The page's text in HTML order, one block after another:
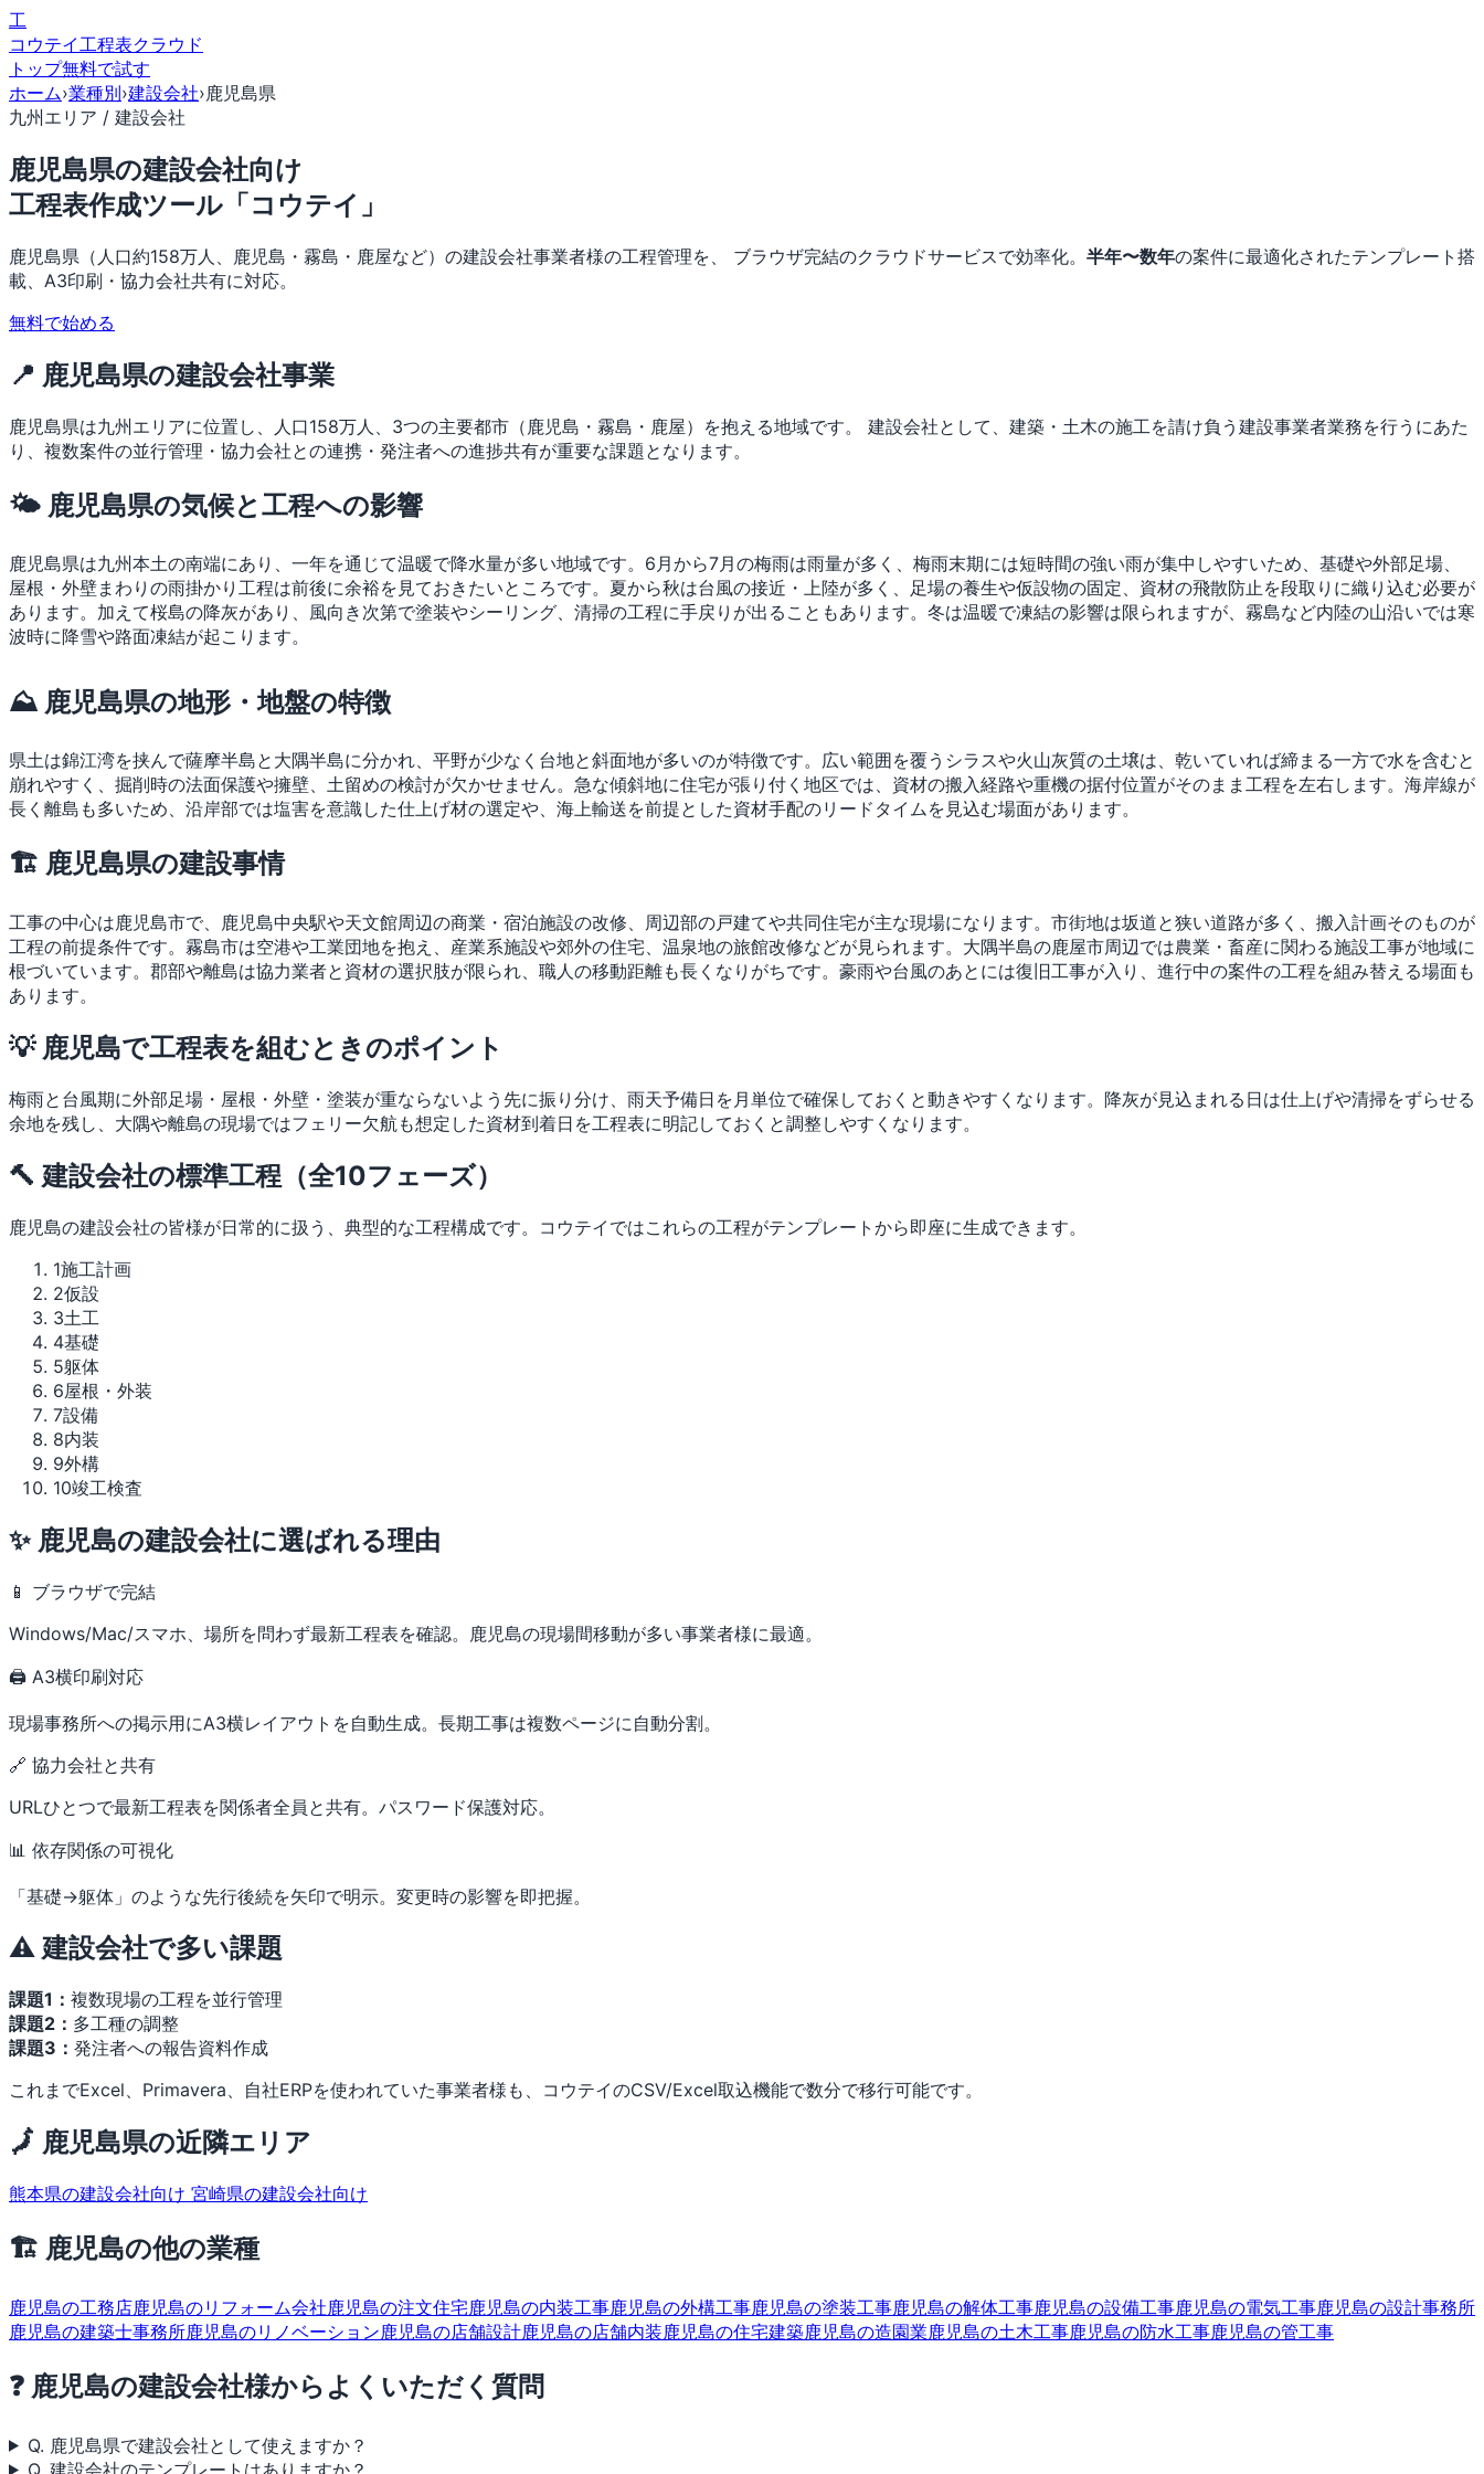
工
コウテイ工程表クラウド
トップ無料で試す
ホーム›業種別›建設会社›鹿児島県
九州エリア / 建設会社
鹿児島県の建設会社向け
工程表作成ツール「コウテイ」
鹿児島県（人口約158万人、鹿児島・霧島・鹿屋など）の建設会社事業者様の工程管理を、 ブラウザ完結のクラウドサービスで効率化。 半年〜数年の案件に最適化されたテンプレート搭
載、A3印刷・協力会社共有に対応。
無料で始める
📍 鹿児島県の建設会社事業
鹿児島県は九州エリアに位置し、人口158万人、3つの主要都市（鹿児島・霧島・鹿屋）を抱える地域です。 建設会社として、建築・土木の施工を請け負う建設事業者業務を行うにあた
り、複数案件の並行管理・協力会社との連携・発注者への進捗共有が重要な課題となります。
🌤 鹿児島県の気候と工程への影響
鹿児島県は九州本土の南端にあり、一年を通じて温暖で降水量が多い地域です。6月から7月の梅雨は雨量が多く、梅雨末期には短時間の強い雨が集中しやすいため、基礎や外部足場、
屋根・外壁まわりの雨掛かり工程は前後に余裕を見ておきたいところです。夏から秋は台風の接近・上陸が多く、足場の養生や仮設物の固定、資材の飛散防止を段取りに織り込む必要が
あります。加えて桜島の降灰があり、風向き次第で塗装やシーリング、清掃の工程に手戻りが出ることもあります。冬は温暖で凍結の影響は限られますが、霧島など内陸の山沿いでは寒
波時に降雪や路面凍結が起こります。
⛰ 鹿児島県の地形・地盤の特徴
県土は錦江湾を挟んで薩摩半島と大隅半島に分かれ、平野が少なく台地と斜面地が多いのが特徴です。広い範囲を覆うシラスや火山灰質の土壌は、乾いていれば締まる一方で水を含むと
崩れやすく、掘削時の法面保護や擁壁、土留めの検討が欠かせません。急な傾斜地に住宅が張り付く地区では、資材の搬入経路や重機の据付位置がそのまま工程を左右します。海岸線が
長く離島も多いため、沿岸部では塩害を意識した仕上げ材の選定や、海上輸送を前提とした資材手配のリードタイムを見込む場面があります。
🏗 鹿児島県の建設事情
工事の中心は鹿児島市で、鹿児島中央駅や天文館周辺の商業・宿泊施設の改修、周辺部の戸建てや共同住宅が主な現場になります。市街地は坂道と狭い道路が多く、搬入計画そのものが
工程の前提条件です。霧島市は空港や工業団地を抱え、産業系施設や郊外の住宅、温泉地の旅館改修などが見られます。大隅半島の鹿屋市周辺では農業・畜産に関わる施設工事が地域に
根づいています。郡部や離島は協力業者と資材の選択肢が限られ、職人の移動距離も長くなりがちです。豪雨や台風のあとには復旧工事が入り、進行中の案件の工程を組み替える場面も
あります。
💡 鹿児島で工程表を組むときのポイント
梅雨と台風期に外部足場・屋根・外壁・塗装が重ならないよう先に振り分け、雨天予備日を月単位で確保しておくと動きやすくなります。降灰が見込まれる日は仕上げや清掃をずらせる
余地を残し、大隅や離島の現場ではフェリー欠航も想定した資材到着日を工程表に明記しておくと調整しやすくなります。
🔨 建設会社の標準工程（全10フェーズ）
鹿児島の建設会社の皆様が日常的に扱う、典型的な工程構成です。コウテイではこれらの工程がテンプレートから即座に生成できます。
1施工計画
2仮設
3土工
4基礎
5躯体
6屋根・外装
7設備
8内装
9外構
10竣工検査
✨ 鹿児島の建設会社に選ばれる理由
📱 ブラウザで完結
Windows/Mac/スマホ、場所を問わず最新工程表を確認。鹿児島の現場間移動が多い事業者様に最適。
🖨 A3横印刷対応
現場事務所への掲示用にA3横レイアウトを自動生成。長期工事は複数ページに自動分割。
🔗 協力会社と共有
URLひとつで最新工程表を関係者全員と共有。パスワード保護対応。
📊 依存関係の可視化
「基礎→躯体」のような先行後続を矢印で明示。変更時の影響を即把握。
⚠️ 建設会社で多い課題
課題1： 複数現場の工程を並行管理
課題2： 多工種の調整
課題3： 発注者への報告資料作成
これまでExcel、Primavera、自社ERPを使われていた事業者様も、コウテイのCSV/Excel取込機能で数分で移行可能です。
🗾 鹿児島県の近隣エリア
熊本県の建設会社向け 宮崎県の建設会社向け
🏗 鹿児島の他の業種
鹿児島の工務店鹿児島のリフォーム会社鹿児島の注文住宅鹿児島の内装工事鹿児島の外構工事鹿児島の塗装工事鹿児島の解体工事鹿児島の設備工事鹿児島の電気工事鹿児島の設計事務所
鹿児島の建築士事務所鹿児島のリノベーション鹿児島の店舗設計鹿児島の店舗内装鹿児島の住宅建築鹿児島の造園業鹿児島の土木工事鹿児島の防水工事鹿児島の管工事
❓ 鹿児島の建設会社様からよくいただく質問
Q. 鹿児島県で建設会社として使えますか？
Q. 建設会社のテンプレートはありますか？